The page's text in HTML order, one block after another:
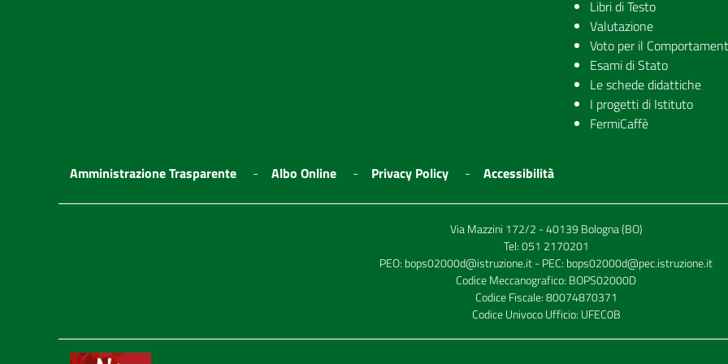
Libri di Testo
Valutazione
Voto per il
Esami di Stato
Le schede didattiche
I progetti di Istituto
FermiCaffè
Amministrazione Trasparente Albo Online Privacy Policy Accessibilità
Via Mazzini 172/2 - 40139 Bologna (BO)
Tel:051 2170201
PEO: bops02000d@istruzione.it- PEC: bops02000d@pec.istruzione.it
Codice Meccanografico: BOPS02000D
Codice Fiscale: 80074870371
Codice Univoco Ufficio: UFEC0B